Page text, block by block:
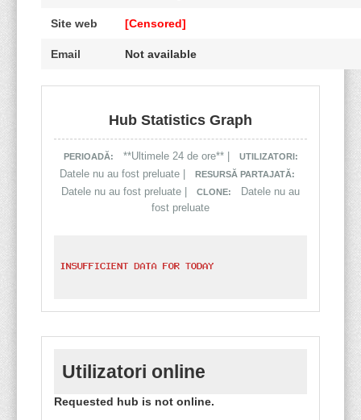
Site web [Censored]
Email Not available
Hub Statistics Graph
PERIOADĂ: **Ultimele 24 de ore** | UTILIZATORI:
Datele nu au fost preluate | RESURSĂ PARTAJATĂ:
Datele nu au fost preluate | CLONE:
Datele nu au
fost preluate
Utilizatori online
Requested hub is not online.